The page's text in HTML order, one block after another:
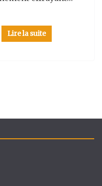
ar
Lire la suite